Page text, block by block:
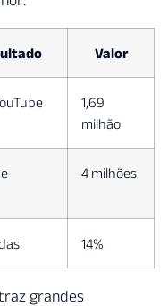
Valor
1,69
milhão
4 milhões
14%
grandes